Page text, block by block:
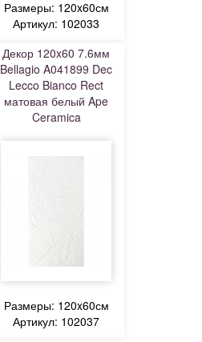
Размеры: 120x60см
Артикул: 102033
Декор 120x60 7.6мм
Bellagio A041899 Dec
Lecco Bianco Rect
матовая белый Ape
Ceramica
Размеры: 120x60см
Артикул: 102037